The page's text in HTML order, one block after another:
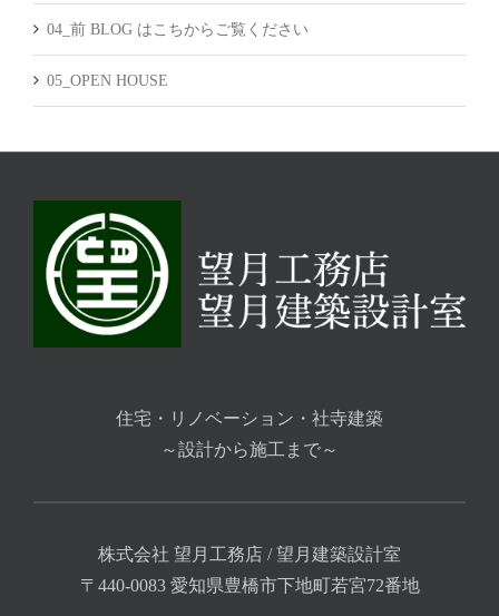
04_前 BLOG はこちからご覧ください
05_OPEN HOUSE
住宅・リノベーション・社寺建築
～設計から施工まで～
株式会社 望月工務店 / 望月建築設計室
〒440-0083 愛知県豊橋市下地町若宮72番地